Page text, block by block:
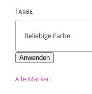
Farbe
Anwenden
Alle Marken